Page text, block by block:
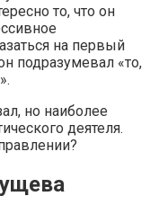
то, что он
на первый
подразумевал «то,
но наиболее
деятеля.